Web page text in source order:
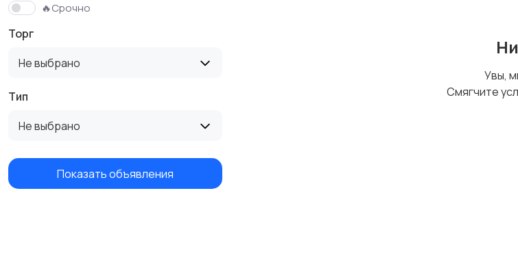
🔥Срочно
Торг
Не выбрано
Тип
Не выбрано
Показать объявления
Увы,
Смягчите